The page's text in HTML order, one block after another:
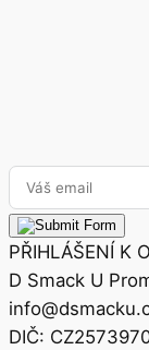
PŘIHLÁŠENÍ K
D Smack U
DIČ: